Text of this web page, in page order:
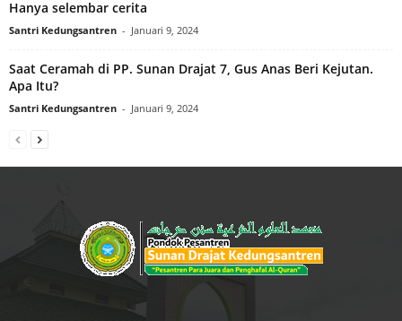
Hanya selembar cerita
Santri Kedungsantren - Januari 9, 2024
Saat Ceramah di PP. Sunan Drajat 7, Gus Anas Beri Kejutan.
Apa Itu?
Santri Kedungsantren - Januari 9, 2024